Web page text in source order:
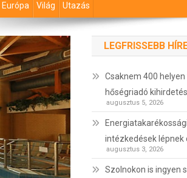
Európa Világ Utazás
LEGFRISSEBB
Csaknem 400
hőségriadó
augusztus 5, 2026
intézkedések lépnek
augusztus 3, 2026
Szolnokon is ingyen